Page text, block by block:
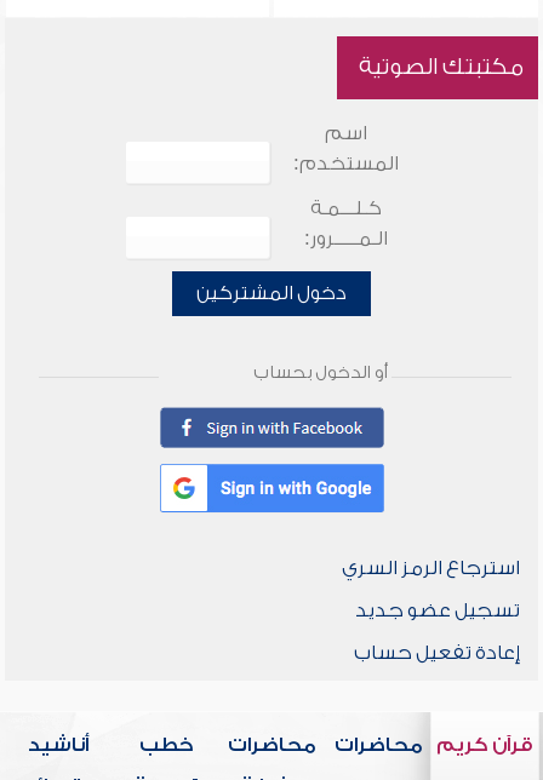
مكتبتك الصوتية
اسم
المستخدم:
كـلـــمـة
الـمـــــرور:
دخول المشتركين
أو الدخول بحساب
استرجاع الرمز السري
تسجيل عضو جديد
إعادة تفعيل حساب
قرآن كريم
محاضرات
محاضرات
خطب
أناشيد